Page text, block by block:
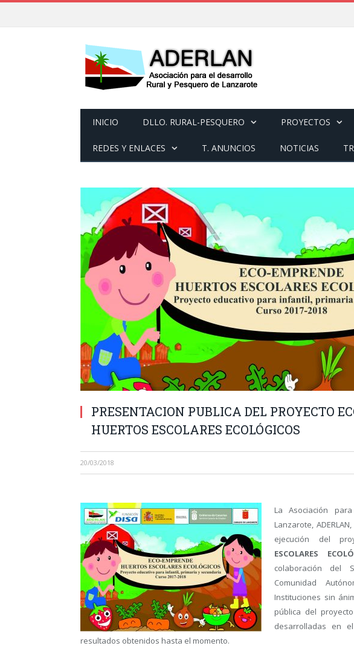
INICIO DLLO. RURAL-PESQUERO PROYECTOS
REDES Y ENLACES T. ANUNCIOS NOTICIAS
PRESENTACION PUBLICA DEL PROYECTO
HUERTOS ESCOLARES ECOLÓGICOS
20/03/2018
La Asociación
Lanzarote,
ejecución del
ESCOLARES
colaboración del
Comunidad
Instituciones sin
pública del
desarrolladas en
resultados obtenidos hasta el momento.